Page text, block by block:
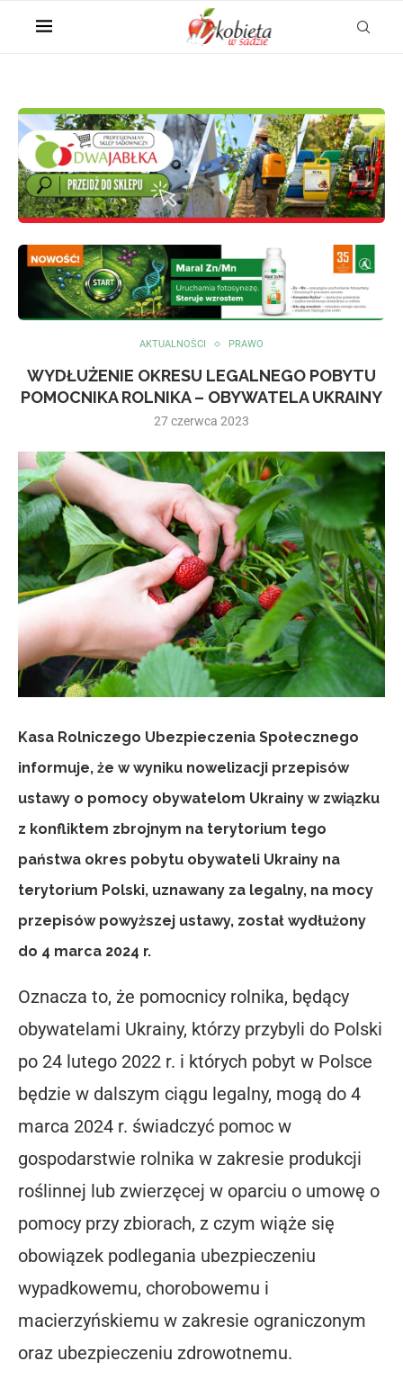
AKTUALNOŚCI PRAWO
WYDŁUŻENIE OKRESU LEGALNEGO POBYTU
POMOCNIKA ROLNIKA – OBYWATELA UKRAINY
27 czerwca 2023
Kasa Rolniczego Ubezpieczenia Społecznego
informuje, że w wyniku nowelizacji przepisów
ustawy o pomocy obywatelom Ukrainy w związku
z konfliktem zbrojnym na terytorium tego
państwa okres pobytu obywateli Ukrainy na
terytorium Polski, uznawany za legalny, na mocy
przepisów powyższej ustawy, został wydłużony
do 4 marca 2024 r.
Oznacza to, że pomocnicy rolnika, będący
obywatelami Ukrainy, którzy przybyli do Polski
po 24 lutego 2022 r. i których pobyt w Polsce
będzie w dalszym ciągu legalny, mogą do 4
marca 2024 r. świadczyć pomoc w
gospodarstwie rolnika w zakresie produkcji
roślinnej lub zwierzęcej w oparciu o umowę o
pomocy przy zbiorach, z czym wiąże się
obowiązek podlegania ubezpieczeniu
wypadkowemu, chorobowemu i
macierzyńskiemu w zakresie ograniczonym
oraz ubezpieczeniu zdrowotnemu.